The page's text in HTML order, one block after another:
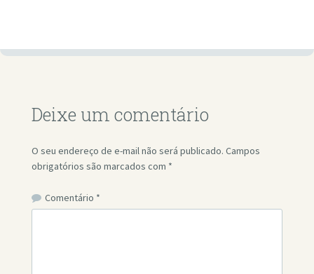
Deixe um comentário
O seu endereço de e-mail não será publicado. Campos
obrigatórios são marcados com *
Comentário *